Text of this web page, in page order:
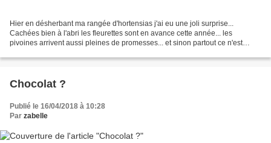
Hier en désherbant ma rangée d'hortensias j'ai eu une joli surprise...
Cachées bien à l'abri les fleurettes sont en avance cette année... les
pivoines arrivent aussi pleines de promesses... et sinon partout ce n'est
Chocolat ?
Publié le 16/04/2018 à 10:28
Par zabelle